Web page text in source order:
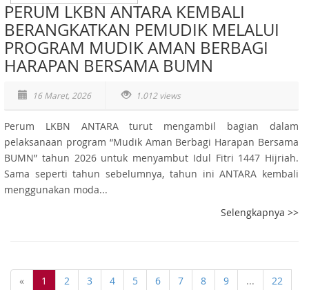
PERUM LKBN ANTARA KEMBALI
BERANGKATKAN PEMUDIK MELALUI
PROGRAM MUDIK AMAN BERBAGI
HARAPAN BERSAMA BUMN
16 Maret, 2026 1.012 views
Perum LKBN ANTARA turut mengambil bagian dalam
pelaksanaan program “Mudik Aman Berbagi Harapan Bersama
BUMN” tahun 2026 untuk menyambut Idul Fitri 1447 Hijriah.
Sama seperti tahun sebelumnya, tahun ini ANTARA kembali
menggunakan moda...
Selengkapnya >>
« 1 2 3 4 5 6 7 8 9 ...
22